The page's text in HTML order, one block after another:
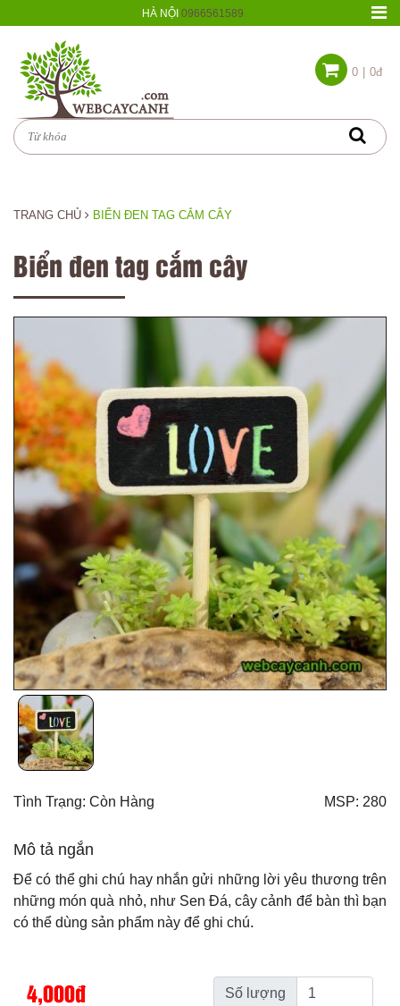
HÀ NỘI 0966561589
0 0đ
TRANG CHỦ BIỂN ĐEN TAG CẮM CÂY
Biển đen tag cắm cây
Tình Trạng: Còn Hàng MSP: 280
Mô tả ngắn
Để có thể ghi chú hay nhắn gửi những lời yêu thương trên
những món quà nhỏ, như Sen Đá, cây cảnh để bàn thì bạn
có thể dùng sản phẩm này để ghi chú.
4,000đ Số lượng